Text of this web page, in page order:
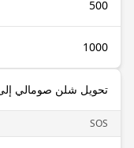
500
1000
تحويل شلن صومالي
SOS